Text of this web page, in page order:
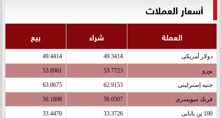
أسعار العملات
العملة شراء بيع
دولار أمريكى 49.3414
49.4414
يورو 53.7723
53.8961
جنيه إسترلينى 62.9153
63.0675
فرنك سويسرى 56.0507
56.1898
100 ين يابانى 33.3726
33.4470